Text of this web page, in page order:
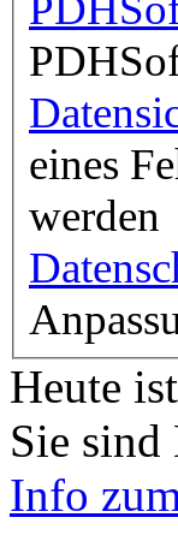
eines
werden
Heute
Sie sind
Info